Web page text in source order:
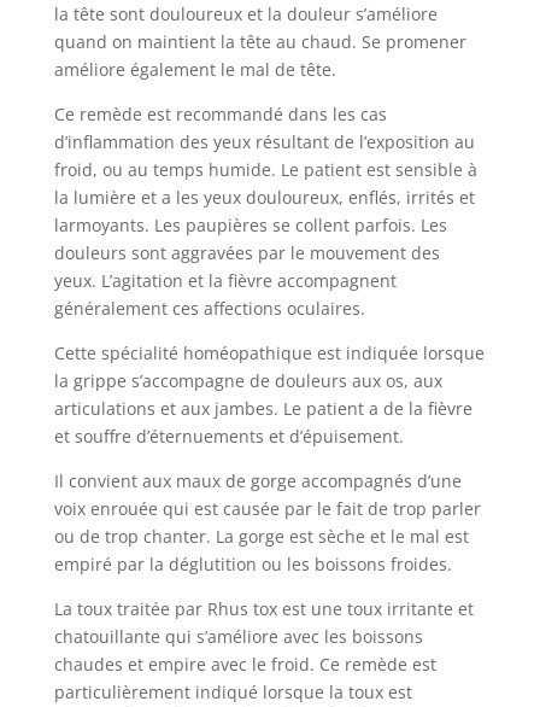
la tête sont douloureux et la douleur s’améliore
quand on maintient la tête au chaud. Se promener
améliore également le mal de tête.
Ce remède est recommandé dans les cas
d’inflammation des yeux résultant de l’exposition au
froid, ou au temps humide. Le patient est sensible à
la lumière et a les yeux douloureux, enflés, irrités et
larmoyants. Les paupières se collent parfois. Les
douleurs sont aggravées par le mouvement des
yeux. L’agitation et la fièvre accompagnent
généralement ces affections oculaires.
Cette spécialité homéopathique est indiquée lorsque
la grippe s’accompagne de douleurs aux os, aux
articulations et aux jambes. Le patient a de la fièvre
et souffre d’éternuements et d’épuisement.
Il convient aux maux de gorge accompagnés d’une
voix enrouée qui est causée par le fait de trop parler
ou de trop chanter. La gorge est sèche et le mal est
empiré par la déglutition ou les boissons froides.
La toux traitée par Rhus tox est une toux irritante et
chatouillante qui s’améliore avec les boissons
chaudes et empire avec le froid. Ce remède est
particulièrement indiqué lorsque la toux est